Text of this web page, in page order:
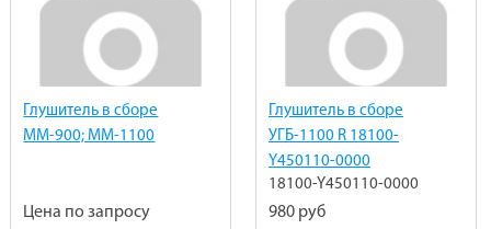
Глушитель в сборе
ММ-900; ММ-1100
Цена по запросу
Глушитель в сборе
УГБ-1100 R 18100-
Y450110-0000
18100-Y450110-0000
980 руб